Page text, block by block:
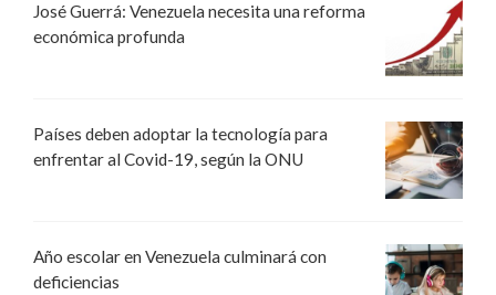
José Guerrá: Venezuela necesita una reforma
económica profunda
Países deben adoptar la tecnología para
enfrentar al Covid-19, según la ONU
Año escolar en Venezuela culminará con
deficiencias